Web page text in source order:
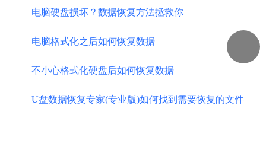
电脑硬盘损坏？数据恢复方法拯救你
​电脑格式化之后如何恢复数据
不小心格式化硬盘后如何恢复数据
U盘数据恢复专家(专业版)如何找到需要恢复的文件